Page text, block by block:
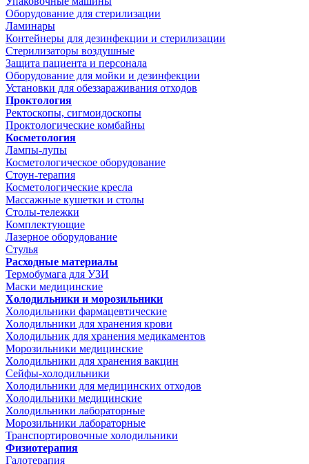
Оборудование для стерилизации
Ламинары
Контейнеры для дезинфекции и стерилизации
Стерилизаторы воздушные
Защита пациента и персонала
Оборудование для мойки и дезинфекции
Установки для обеззараживания отходов
Проктология
Ректоскопы, сигмоидоскопы
Проктологические комбайны
Косметология
Лампы-лупы
Косметологическое оборудование
Стоун-терапия
Косметологические кресла
Массажные кушетки и столы
Столы-тележки
Комплектующие
Лазерное оборудование
Стулья
Расходные материалы
Термобумага для УЗИ
Маски медицинские
Холодильники и морозильники
Холодильники фармацевтические
Холодильники для хранения крови
Холодильник для хранения медикаментов
Морозильники медицинские
Холодильники для хранения вакцин
Сейфы-холодильники
Холодильники для медицинских отходов
Холодильники медицинские
Холодильники лабораторные
Морозильники лабораторные
Транспортировочные холодильники
Физиотерапия
Галотерапия